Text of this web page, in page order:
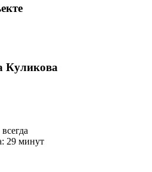
Куликова
29 минут